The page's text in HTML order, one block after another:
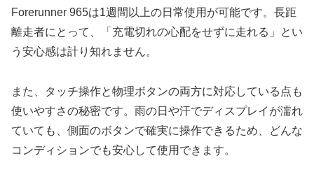
Forerunner 965は1週間以上の日常使用が可能です。長距
離走者にとって、「充電切れの心配をせずに走れる」とい
う安心感は計り知れません。
また、タッチ操作と物理ボタンの両方に対応している点も
使いやすさの秘密です。雨の日や汗でディスプレイが濡れ
ていても、側面のボタンで確実に操作できるため、どんな
コンディションでも安心して使用できます。